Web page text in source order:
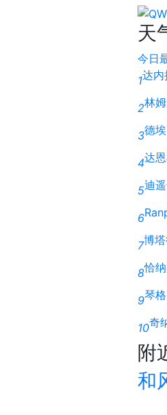
天
今日
1达内
2林
3德
4达
5迪
6
7博
8恰
9琴
10奇
附
和